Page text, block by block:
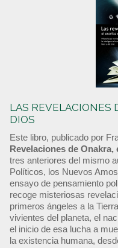
LAS REVELACIONES
DIOS
Este libro, publicado por
Revelaciones de Onakra,
tres anteriores del mismo
Políticos, los Nuevos
ensayo de pensamiento
recoge misteriosas
primeros ángeles a la
vivientes del planeta, el
el inicio de esa lucha a
la existencia humana,